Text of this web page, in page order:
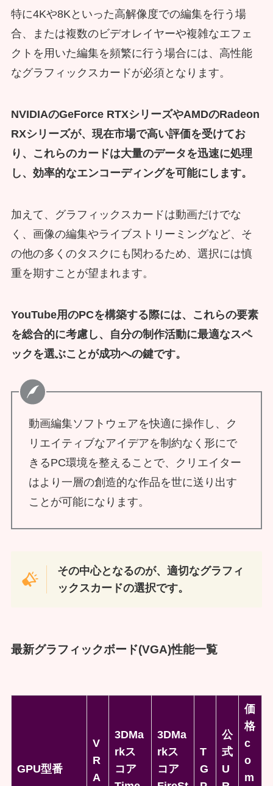
特に4Kや8Kといった高解像度での編集を行う場
合、または複数のビデオレイヤーや複雑なエフェ
クトを用いた編集を頻繁に行う場合には、高性能
なグラフィックスカードが必須となります。
NVIDIAのGeForce RTXシリーズやAMDのRadeon
RXシリーズが、現在市場で高い評価を受けてお
り、これらのカードは大量のデータを迅速に処理
し、効率的なエンコーディングを可能にします。
加えて、グラフィックスカードは動画だけでな
く、画像の編集やライブストリーミングなど、そ
の他の多くのタスクにも関わるため、選択には慎
重を期すことが望まれます。
YouTube用のPCを構築する際には、これらの要素
を総合的に考慮し、自分の制作活動に最適なスペ
ックを選ぶことが成功への鍵です。
動画編集ソフトウェアを快適に操作し、ク
リエイティブなアイデアを制約なく形にで
きるPC環境を整えることで、クリエイター
はより一層の創造的な作品を世に送り出す
ことが可能になります。
その中心となるのが、適切なグラフィ
ックスカードの選択です。
最新グラフィックボード(VGA)性能一覧
GPU型番
V
R
A
3DMa
rkス
コア
3DMa
rkス
コア
T
G
公
式
U
価
格
c
o
m